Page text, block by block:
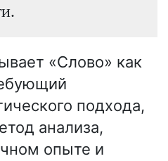
«Слово» как
подхода,
анализа,
опыте и